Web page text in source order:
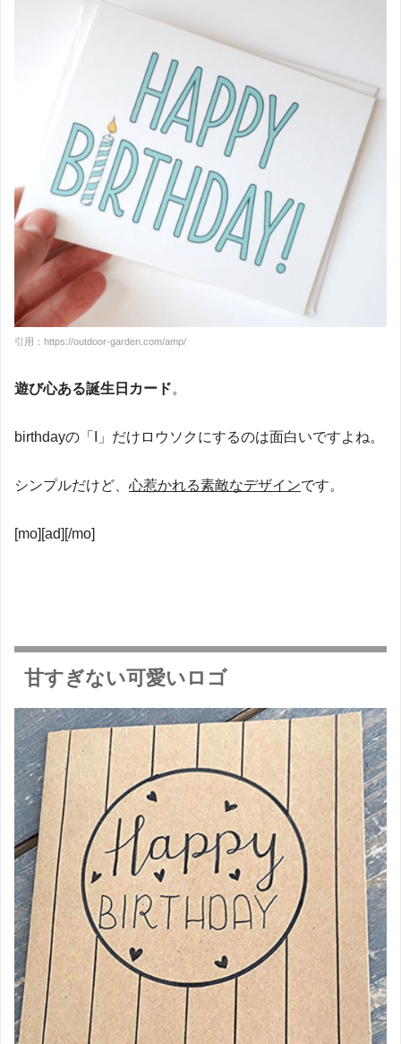
引用：https://outdoor-garden.com/amp/
遊び心ある誕生日カード。
birthdayの「I」だけロウソクにするのは面白いですよね。
シンプルだけど、 心惹かれる素敵なデザインです。
[mo][ad][/mo]
甘すぎない可愛いロゴ